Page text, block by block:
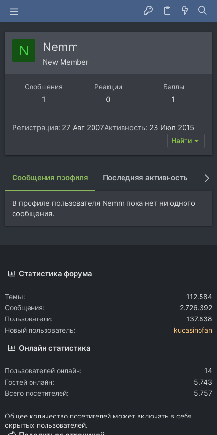
N Nemm
New Member
Сообщения
1
Реакции
0
Баллы
1
Регистрация 27 Авг 2007Активность 23 Июл 2015
Найти
Сообщения профиля Последняя активность
В профиле пользователя Nemm пока нет ни одного
сообщения.
Статистика форума
Темы
112.584
Сообщения
2.726.392
Пользователи
137.838
Новый пользователь
kucasinofan
Онлайн статистика
Пользователей онлайн
14
Гостей онлайн
5.743
Всего посетителей
5.757
Общее количество посетителей может включать в себя
скрытых пользователей.